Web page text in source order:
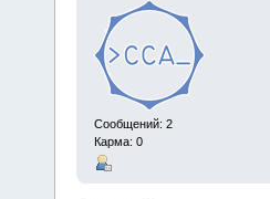
Сообщений: 2
Карма: 0